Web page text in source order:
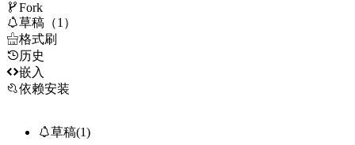
Fork
草稿（1）
格式刷
历史
嵌入
依赖安装
草稿(1)